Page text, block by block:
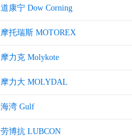
道康宁 Dow Corning
摩托瑞斯 MOTOREX
摩力克 Molykote
摩力大 MOLYDAL
海湾 Gulf
劳博抗 LUBCON
RHEOLUBE